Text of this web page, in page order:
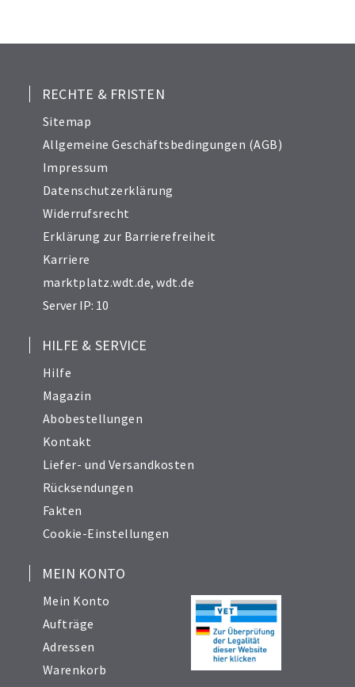
RECHTE & FRISTEN
Sitemap
Allgemeine Geschäftsbedingungen (AGB)
Impressum
Datenschutzerklärung
Widerrufsrecht
Erklärung zur Barrierefreiheit
Karriere
marktplatz.wdt.de,wdt.de
Server IP: 10
HILFE & SERVICE
Hilfe
Magazin
Abobestellungen
Kontakt
Liefer- und Versandkosten
Rücksendungen
Fakten
Cookie-Einstellungen
MEIN KONTO
Mein Konto
Aufträge
Adressen
Warenkorb